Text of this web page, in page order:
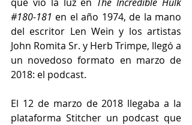
#180-181 en el año 1974, de la mano
del escritor Len Wein y los artistas
John Romita Sr. y Herb Trimpe, llegó a
un novedoso formato en marzo de
2018: el podcast.
El 12 de marzo de 2018 llegaba a la
plataforma Stitcher un podcast que